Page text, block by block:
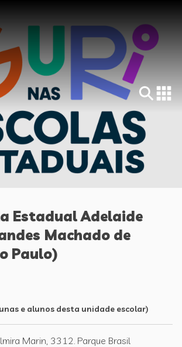
Estadual Adelaide
Machado de
Paulo)
e alunos desta unidade escolar)
Marin, 3312. Parque Brasil